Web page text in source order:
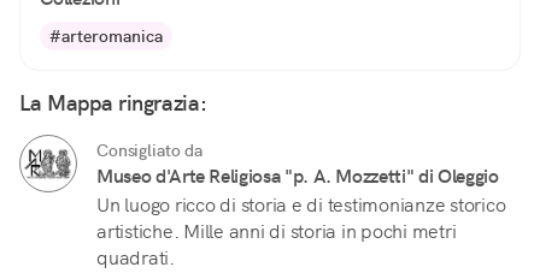
#arteromanica
La Mappa ringrazia:
Consigliato da
Museo d'Arte Religiosa "p. A. Mozzetti" di Oleggio
Un luogo ricco di storia e di testimonianze storico
artistiche. Mille anni di storia in pochi metri
quadrati.